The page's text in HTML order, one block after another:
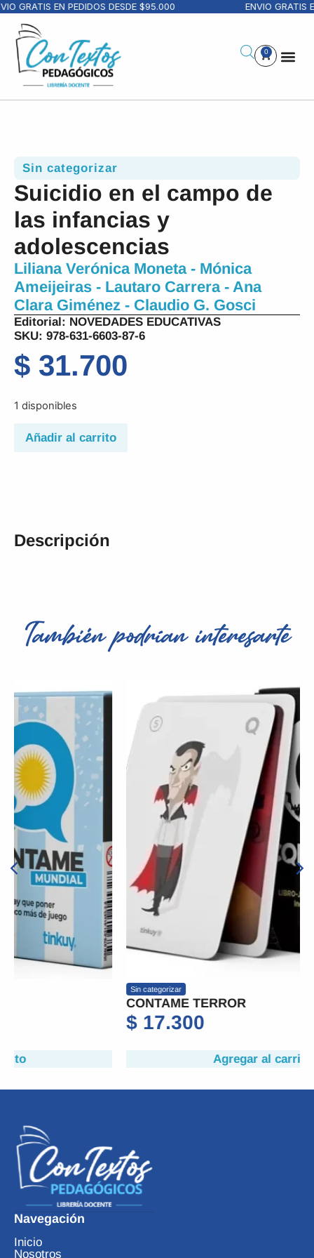
GRATIS EN PEDIDOS DESDE $95.000 ENVIO GRATIS
0
Sin categorizar
Suicidio en el campo de
las infancias y
adolescencias
Liliana Verónica Moneta - Mónica
Ameijeiras - Lautaro Carrera - Ana
Clara Giménez - Claudio G. Gosci
Editorial: NOVEDADES EDUCATIVAS
SKU: 978-631-6603-87-6
$ 31.700
1 disponibles
Añadir al carrito
Descripción
También podrían interesarte
CONTAME TERROR
Agregar al carrito
Navegación
Inicio
Nosotros